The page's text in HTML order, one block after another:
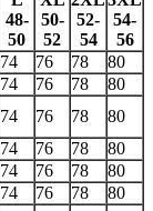
48-
50
50-
52
52-
54
54-
56
74 76 78
80
74 76 78
80
74 76 78
80
74 76 78
80
74 76 78
80
74 76 78
80